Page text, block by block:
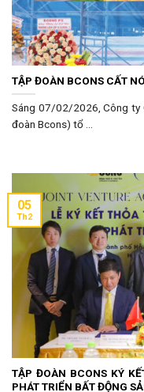
TẬP ĐOÀN BCONS CẤT
Sáng 07/02/2026, Công ty
đoàn Bcons) tổ ...
TẬP ĐOÀN BCONS KÝ
PHÁT TRIỂN BẤT ĐỘNG
05
Th2